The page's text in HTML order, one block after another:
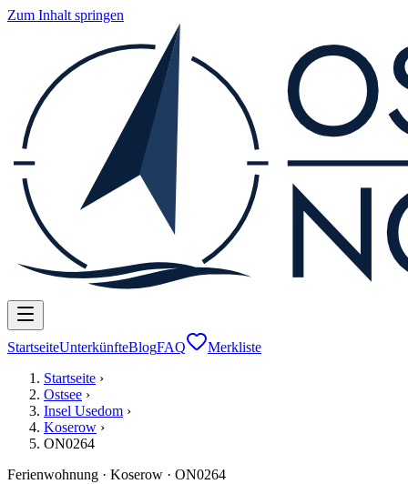
Zum Inhalt springen
StartseiteUnterkünfteBlogFAQ
Merkliste
Startseite ›
Ostsee ›
Insel Usedom ›
Koserow ›
ON0264
Ferienwohnung · Koserow · ON0264